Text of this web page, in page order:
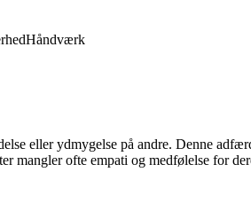
Håndværk
eller ydmygelse på andre. Denne
mangler ofte empati og medfølelse for